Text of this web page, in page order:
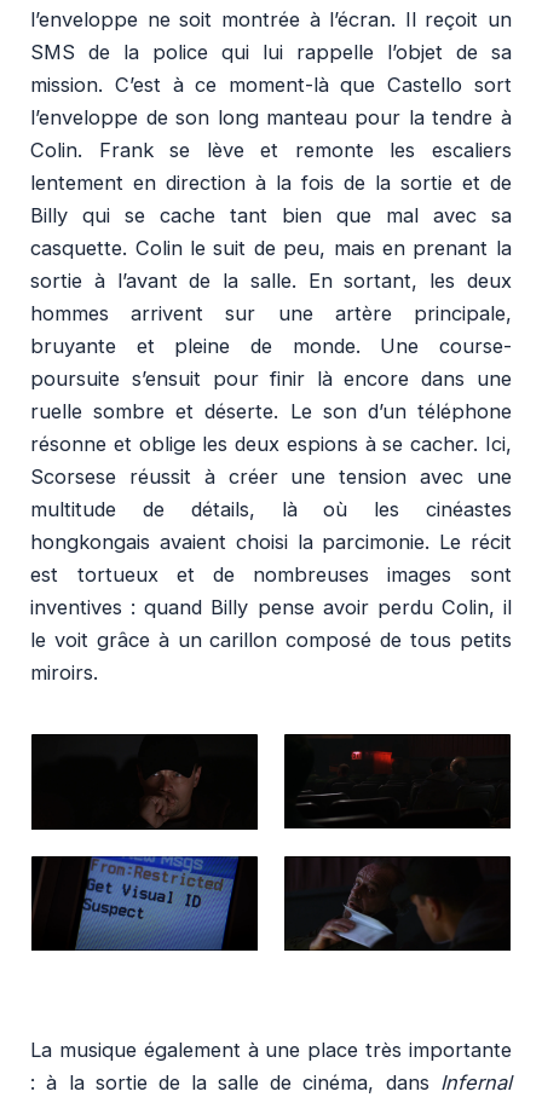
l’enveloppe ne soit montrée à l’écran. Il reçoit un
SMS de la police qui lui rappelle l’objet de sa
mission. C’est à ce moment-là que Castello sort
l’enveloppe de son long manteau pour la tendre à
Colin. Frank se lève et remonte les escaliers
lentement en direction à la fois de la sortie et de
Billy qui se cache tant bien que mal avec sa
casquette. Colin le suit de peu, mais en prenant la
sortie à l’avant de la salle. En sortant, les deux
hommes arrivent sur une artère principale,
bruyante et pleine de monde. Une course-
poursuite s’ensuit pour finir là encore dans une
ruelle sombre et déserte. Le son d’un téléphone
résonne et oblige les deux espions à se cacher. Ici,
Scorsese réussit à créer une tension avec une
multitude de détails, là où les cinéastes
hongkongais avaient choisi la parcimonie. Le récit
est tortueux et de nombreuses images sont
inventives : quand Billy pense avoir perdu Colin, il
le voit grâce à un carillon composé de tous petits
miroirs.
La musique également à une place très importante
: à la sortie de la salle de cinéma, dans Infernal